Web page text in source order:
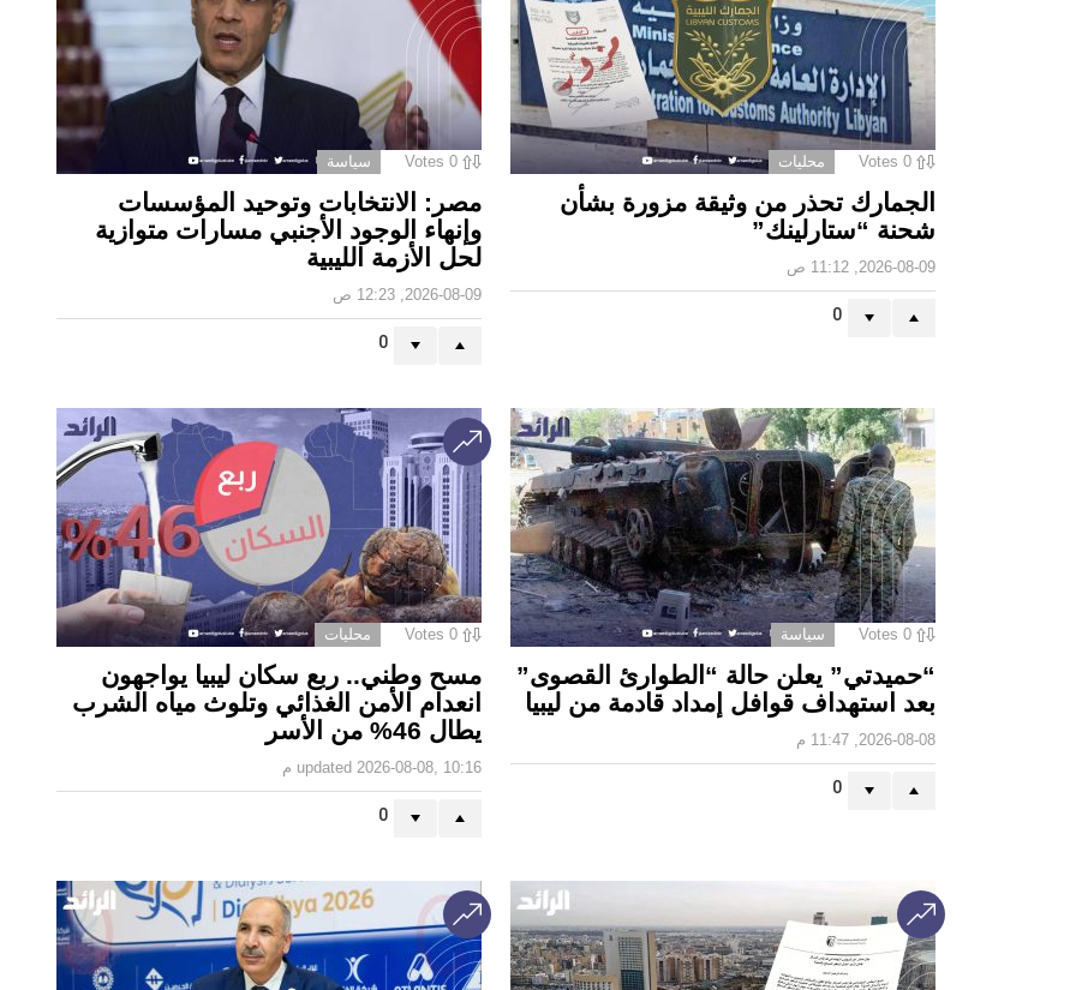
0
Votes محليات
الجمارك تحذر من وثيقة مزورة بشأن
شحنة “ستارلينك”
2026-08-09, 11:12 ص
0
0
Votes سياسة
مصر: الانتخابات وتوحيد المؤسسات
وإنهاء الوجود الأجنبي مسارات متوازية
لحل الأزمة الليبية
2026-08-09, 12:23 ص
0
0
Votes سياسة
“حميدتي” يعلن حالة “الطوارئ القصوى”
بعد استهداف قوافل إمداد قادمة من ليبيا
2026-08-08, 11:47 م
0
0
Votes محليات
مسح وطني.. ربع سكان ليبيا يواجهون
انعدام الأمن الغذائي وتلوث مياه الشرب
يطال 46% من الأسر
updated 2026-08-08, 10:16 م
0